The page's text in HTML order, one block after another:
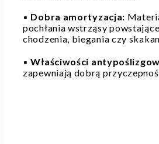
▪️ Dobra amortyzacja:
pochłania wstrząsy
chodzenia, biegania czy
▪️ Właściwości
zapewniają dobrą